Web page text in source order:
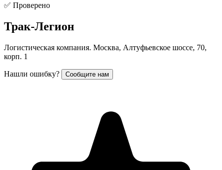
✅ Проверено
Трак-Легион
Логистическая компания. Москва, Алтуфьевское шоссе, 70,
корп. 1
Нашли ошибку? Сообщите нам